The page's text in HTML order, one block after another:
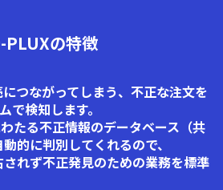
PLUXの特徴
つながってしまう、不正な注文を
で検知します。
たる不正情報のデータベース（共
的に判別してくれるので、
れず不正発見のための業務を標準